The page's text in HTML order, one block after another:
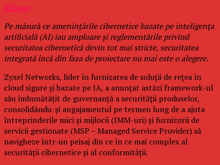
b2bseo
Pe măsură ce amenințările cibernetice bazate pe inteligența
artificială (AI) iau amploare și reglementările privind
securitatea cibernetică devin tot mai stricte, securitatea
integrată încă din faza de proiectare nu mai este o alegere.
Zyxel Networks, lider în furnizarea de soluții de rețea în
cloud sigure și bazate pe IA, a anunțat astăzi framework-ul
său îmbunătățit de guvernanță a securității produselor,
consolidându-și angajamentul pe termen lung de a ajuta
întreprinderile mici și mijlocii (IMM-uri) și furnizorii de
servicii gestionate (MSP – Managed Service Provider) să
navigheze într-un peisaj din ce în ce mai complex al
securității cibernetice și al conformității.